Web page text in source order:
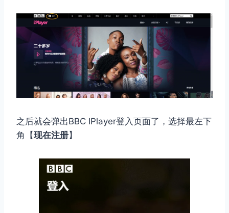
之后就会弹出BBC IPlayer登入页面了，选择最左下
角【现在注册】